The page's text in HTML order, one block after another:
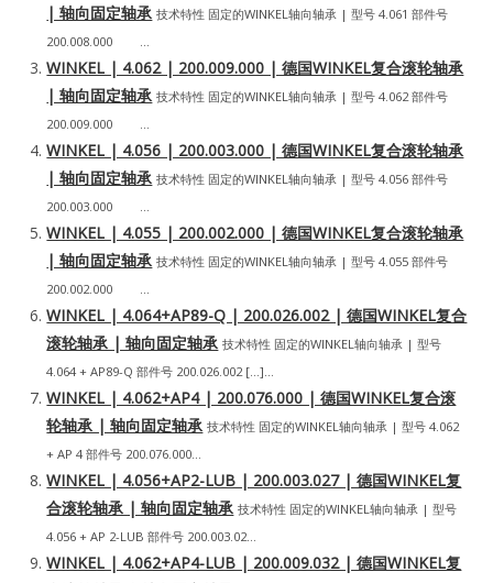
| 轴向固定轴承 技术特性 固定的WINKEL轴向轴承 | 型号 4.061 部件号
200.008.000 ...
WINKEL | 4.062 | 200.009.000 | 德国WINKEL复合滚轮轴承
| 轴向固定轴承 技术特性 固定的WINKEL轴向轴承 | 型号 4.062 部件号
200.009.000 ...
WINKEL | 4.056 | 200.003.000 | 德国WINKEL复合滚轮轴承
| 轴向固定轴承 技术特性 固定的WINKEL轴向轴承 | 型号 4.056 部件号
200.003.000 ...
WINKEL | 4.055 | 200.002.000 | 德国WINKEL复合滚轮轴承
| 轴向固定轴承 技术特性 固定的WINKEL轴向轴承 | 型号 4.055 部件号
200.002.000 ...
WINKEL | 4.064+AP89-Q | 200.026.002 | 德国WINKEL复合
滚轮轴承 | 轴向固定轴承 技术特性 固定的WINKEL轴向轴承 | 型号
4.064 + AP89-Q 部件号 200.026.002 […]...
WINKEL | 4.062+AP4 | 200.076.000 | 德国WINKEL复合滚
轮轴承 | 轴向固定轴承 技术特性 固定的WINKEL轴向轴承 | 型号 4.062
+ AP 4 部件号 200.076.000...
WINKEL | 4.056+AP2-LUB | 200.003.027 | 德国WINKEL复
合滚轮轴承 | 轴向固定轴承 技术特性 固定的WINKEL轴向轴承 | 型号
4.056 + AP 2-LUB 部件号 200.003.02...
WINKEL | 4.062+AP4-LUB | 200.009.032 | 德国WINKEL复